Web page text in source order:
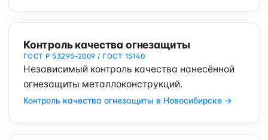
Контроль качества огнезащиты
ГОСТ Р 53295-2009 / ГОСТ 15140
Независимый контроль качества нанесённой
огнезащиты металлоконструкций.
Контроль качества огнезащиты в Новосибирске →